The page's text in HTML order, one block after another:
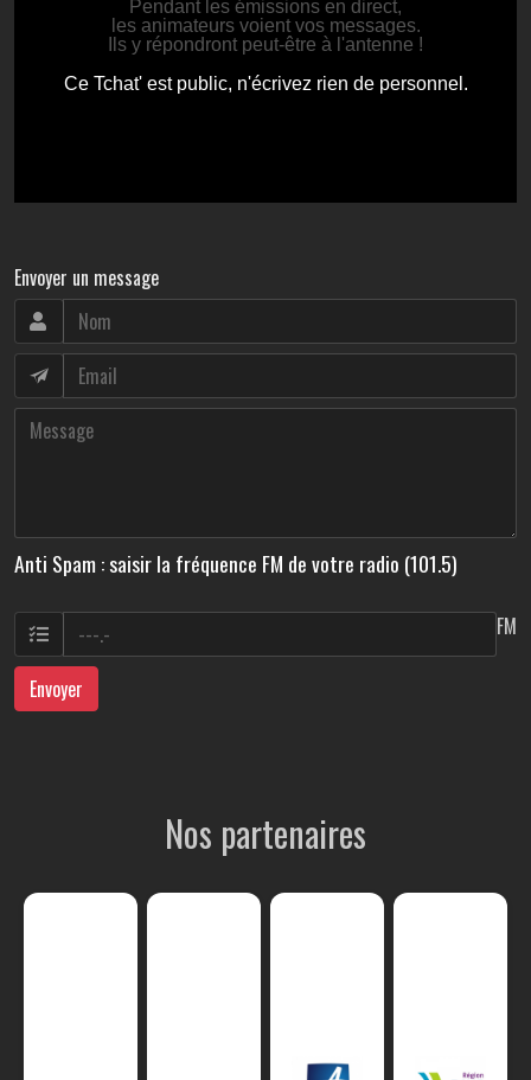
Envoyer un message
Anti Spam : saisir la fréquence FM de votre radio (101.5)
FM
Envoyer
Nos partenaires